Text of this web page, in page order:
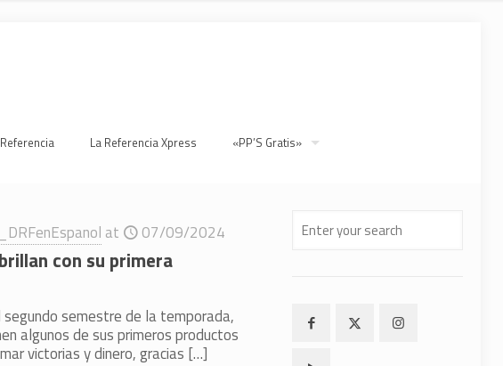
La Referencia Xpress «PP’S Gratis»
at 07/09/2024
con su primera
semestre de la temporada,
algunos de sus primeros productos
victorias y dinero, gracias […]